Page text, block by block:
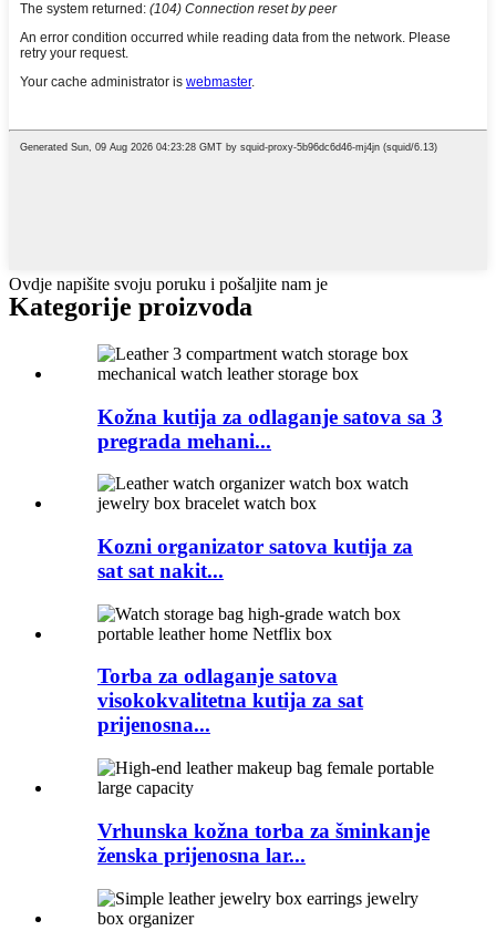
Ovdje napišite svoju poruku i pošaljite nam je
Kategorije proizvoda
Kožna kutija za odlaganje satova sa 3
pregrada mehani...
Kozni organizator satova kutija za
sat sat nakit...
Torba za odlaganje satova
visokokvalitetna kutija za sat
prijenosna...
Vrhunska kožna torba za šminkanje
ženska prijenosna lar...